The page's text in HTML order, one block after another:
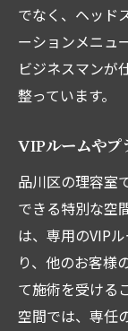
でなく、ヘッド
ーションメニュ
ビジネスマンが
整っています。
VIPルームやプ
品川区の理容室
できる特別な空
は、専用のVIP
り、他のお客様
て施術を受ける
空間では、専任